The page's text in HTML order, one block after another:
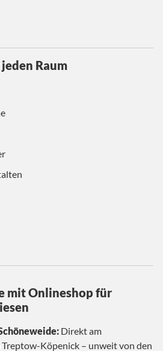
Raum
mit Onlineshop für
Direkt am
Köpenick – unweit von den